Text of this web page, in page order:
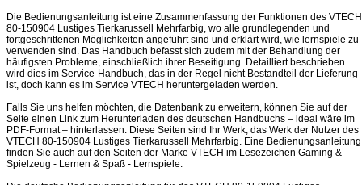
Die Bedienungsanleitung ist eine Zusammenfassung der Funktionen des VTECH
80-150904 Lustiges Tierkarussell Mehrfarbig, wo alle grundlegenden und
fortgeschrittenen Möglichkeiten angeführt sind und erklärt wird, wie lernspiele zu
verwenden sind. Das Handbuch befasst sich zudem mit der Behandlung der
häufigsten Probleme, einschließlich ihrer Beseitigung. Detailliert beschrieben
wird dies im Service-Handbuch, das in der Regel nicht Bestandteil der Lieferung
ist, doch kann es im Service VTECH heruntergeladen werden.
Falls Sie uns helfen möchten, die Datenbank zu erweitern, können Sie auf der
Seite einen Link zum Herunterladen des deutschen Handbuchs – ideal wäre im
PDF-Format – hinterlassen. Diese Seiten sind Ihr Werk, das Werk der Nutzer des
VTECH 80-150904 Lustiges Tierkarussell Mehrfarbig. Eine Bedienungsanleitung
finden Sie auch auf den Seiten der Marke VTECH im Lesezeichen Gaming &
Spielzeug - Lernen & Spaß - Lernspiele.